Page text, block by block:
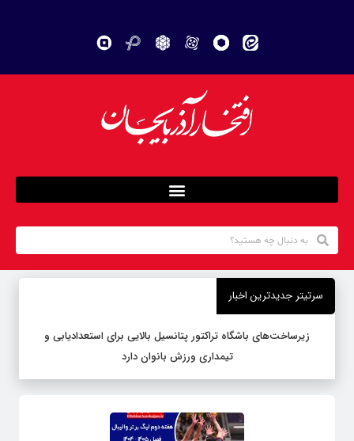
سرتیتر جدیدترین اخبار
زیرساخت‌های باشگاه تراکتور پتانسیل بالایی برای استعدادیابی و
تیمداری ورزش بانوان دارد